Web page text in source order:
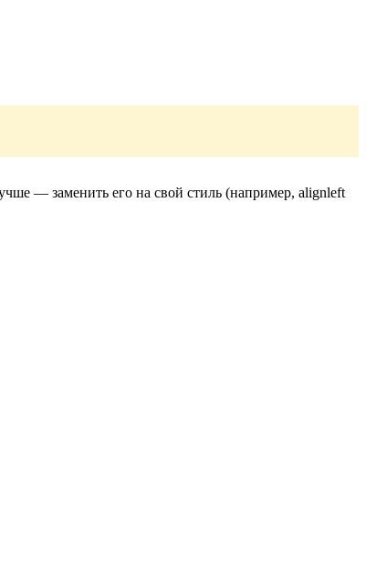
— заменить его на свой стиль (например, alignleft